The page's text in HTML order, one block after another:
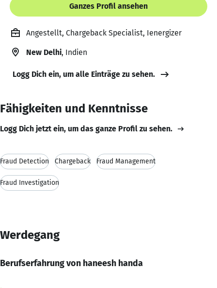
Ganzes Profil ansehen
Angestellt, Chargeback Specialist, Ienergizer
New Delhi, Indien
Logg Dich ein, um alle Einträge zu sehen.
Fähigkeiten und Kenntnisse
Logg Dich jetzt ein, um das ganze Profil zu sehen.
Fraud Detection Chargeback Fraud Management
Fraud Investigation
Werdegang
Berufserfahrung von haneesh handa